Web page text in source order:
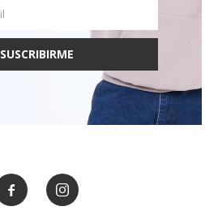
SUSCRIBIRME
 